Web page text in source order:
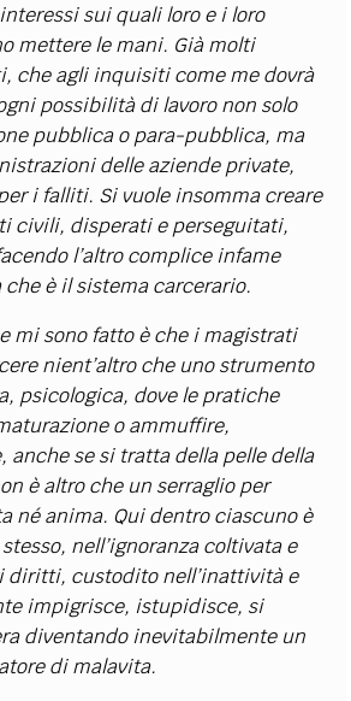
sui quali loro e i loro
mettere le mani. Già molti
che agli inquisiti come me dovrà
possibilità di lavoro non solo
pubblica o para-pubblica, ma
delle aziende private,
i falliti. Si vuole insomma creare
civili, disperati e perseguitati,
l’altro complice infame
è il sistema carcerario.
mi sono fatto è che i magistrati
nient’altro che uno strumento
psicologica, dove le pratiche
o ammuffire,
se si tratta della pelle della
è altro che un serraglio per
né anima. Qui dentro ciascuno è
nell’ignoranza coltivata e
diritti, custodito nell’inattività e
impigrisce, istupidisce, si
diventando inevitabilmente un
di malavita.